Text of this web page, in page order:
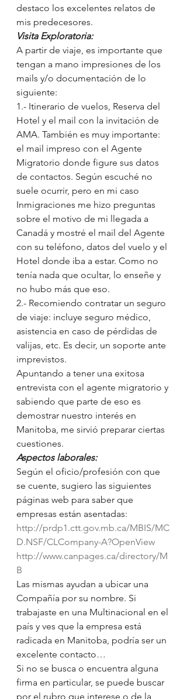
destaco los excelentes relatos de
mis predecesores.
Visita Exploratoria:
A partir de viaje, es importante que
tengan a mano impresiones de los
mails y/o documentación de lo
siguiente:
1.- Itinerario de vuelos, Reserva del
Hotel y el mail con la invitación de
AMA. También es muy importante:
el mail impreso con el Agente
Migratorio donde figure sus datos
de contactos. Según escuché no
suele ocurrir, pero en mi caso
Inmigraciones me hizo preguntas
sobre el motivo de mi llegada a
Canadá y mostré el mail del Agente
con su teléfono, datos del vuelo y el
Hotel donde iba a estar. Como no
tenía nada que ocultar, lo enseñe y
no hubo más que eso.
2.- Recomiendo contratar un seguro
de viaje: incluye seguro médico,
asistencia en caso de pérdidas de
valijas, etc. Es decir, un soporte ante
imprevistos.
Apuntando a tener una exitosa
entrevista con el agente migratorio y
sabiendo que parte de eso es
demostrar nuestro interés en
Manitoba, me sirvió preparar ciertas
cuestiones.
Aspectos laborales:
Según el oficio/profesión con que
se cuente, sugiero las siguientes
páginas web para saber que
empresas están asentadas:
http://prdp1.ctt.gov.mb.ca/MBIS/MC
D.NSF/CLCompany-A?OpenView
http://www.canpages.ca/directory/M
B
Las mismas ayudan a ubicar una
Compañía por su nombre. Si
trabajaste en una Multinacional en el
país y ves que la empresa está
radicada en Manitoba, podría ser un
excelente contacto…
Si no se busca o encuentra alguna
firma en particular, se puede buscar
por el rubro que interese o de la